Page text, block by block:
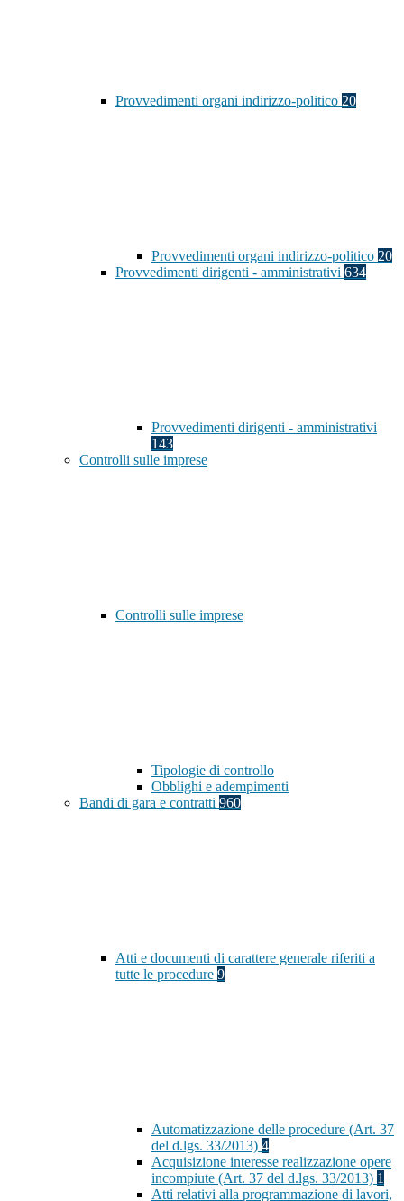
Provvedimenti organi indirizzo-politico 20
Provvedimenti organi indirizzo-politico 20
Provvedimenti dirigenti - amministrativi 634
Provvedimenti dirigenti - amministrativi
143
Controlli sulle imprese
Controlli sulle imprese
Tipologie di controllo
Obblighi e adempimenti
Bandi di gara e contratti 960
Atti e documenti di carattere generale riferiti a
tutte le procedure 9
Automatizzazione delle procedure (Art. 37
del d.lgs. 33/2013) 4
Acquisizione interesse realizzazione opere
incompiute (Art. 37 del d.lgs. 33/2013) 1
Atti relativi alla programmazione di lavori,